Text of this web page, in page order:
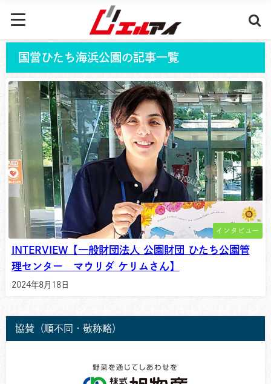
国営ひたち海浜公園の記事一覧
インタビュー
INTERVIEW【一般財団法人 公園財団 ひたち公園管
理センター マウリダ ケリムさん】
2024年8月18日
協賛（順不同・敬称略）